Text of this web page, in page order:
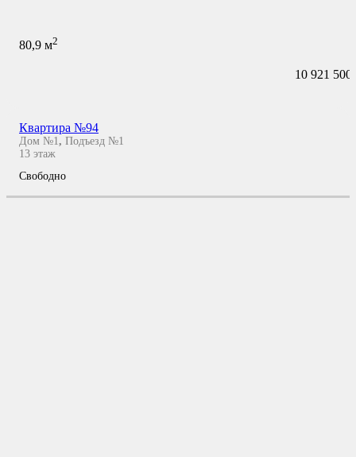
80,9 м2
10 921 500
Квартира №94
Дом №1 , Подъезд №1
13 этаж
Свободно